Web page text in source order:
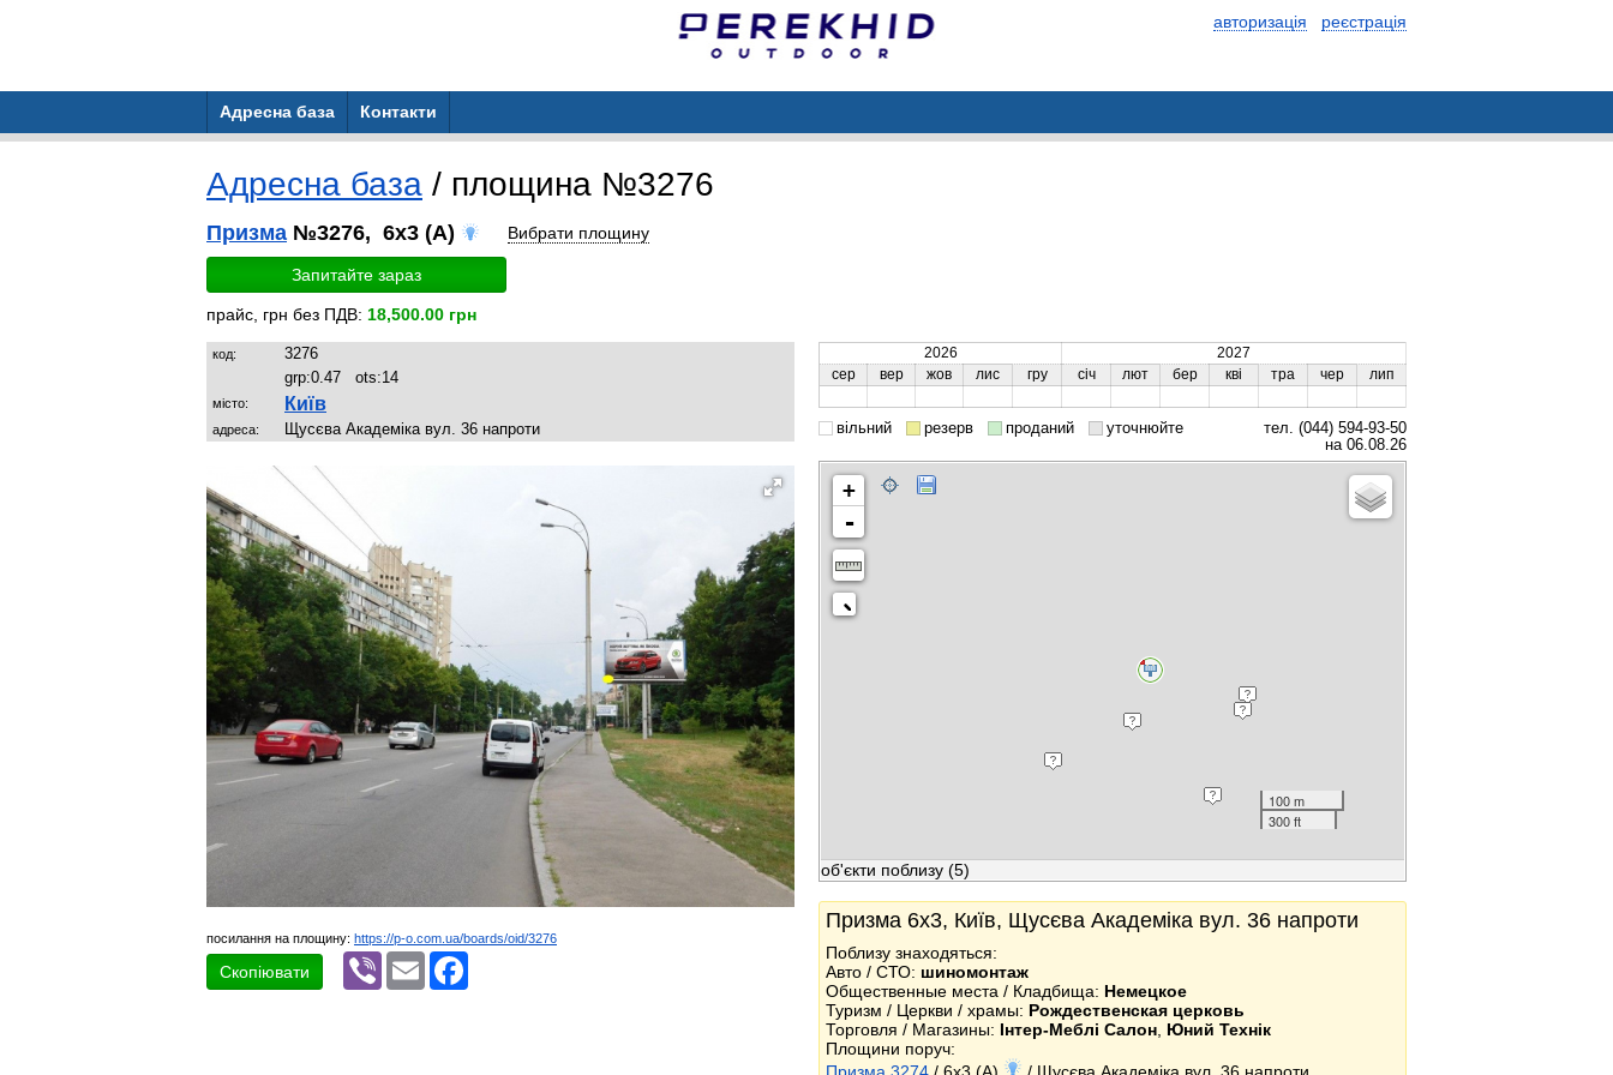
авторизація реєстрація
Адресна база Контакти
Адресна база / площина №3276
Призма №3276, 6x3 (A) Вибрати площину
Запитайте зараз
прайс, грн без ПДВ: 18,500.00 грн
код:
3276
grp:0.47 ots:14
місто: Київ
адреса: Щусєва Академіка вул. 36 напроти
посилання на площину: https://p-o.com.ua/boards/oid/3276
Скопіювати
Viber Email
2026
2027
сер
вер жов лис гру січ лют бер кві тра чер лип
вільний резерв проданий уточнюйте
тел. (044) 594-93-50
на 06.08.26
+
-
100 m
300 ft
об'єкти поблизу (5)
Призма 6x3, Київ, Щусєва Академіка вул. 36 напроти
Поблизу знаходяться:
Авто / СТО: шиномонтаж
Общественные места / Кладбища: Немецкое
Туризм / Церкви / храмы: Рождественская церковь
Торговля / Магазины: Інтер-Меблі Салон Юний Технік
Площини поруч: